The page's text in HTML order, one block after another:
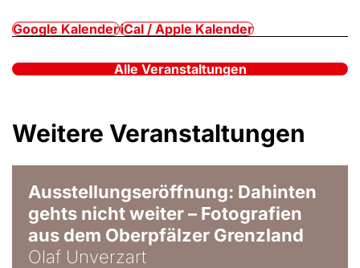
Google KalenderiCal / Apple Kalender
Alle Veranstaltungen
Weitere Veranstaltungen
Ausstellungseröffnung: Dahinten
gehts nicht weiter – Fotografien
aus dem Oberpfälzer Grenzland
Olaf Unverzart